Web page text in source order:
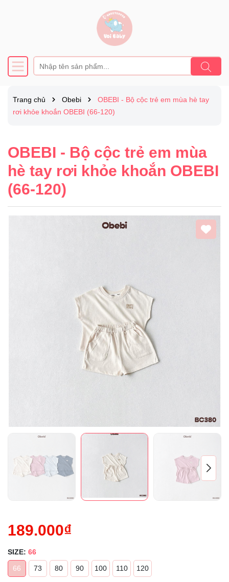
Trang chủ Obebi
OBEBI - Bộ cộc trẻ em mùa hè tay
rơi khỏe khoắn OBEBI (66-120)
OBEBI - Bộ cộc trẻ em mùa
hè tay rơi khỏe khoắn OBEBI
(66-120)
189.000₫
SIZE: 66
66
73 80 90 100 110 120
Điều kiện: